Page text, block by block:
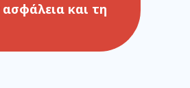
ασφάλειακαι τη